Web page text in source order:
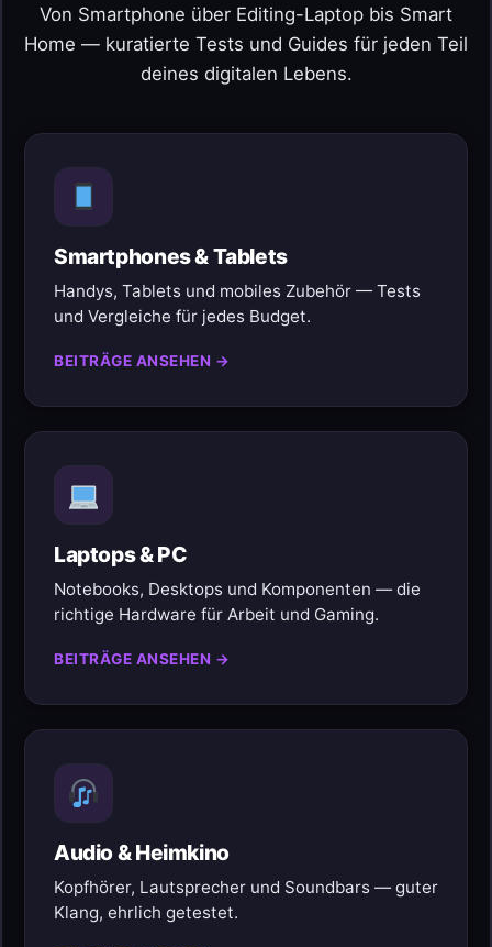
Von Smartphone über Editing-Laptop bis Smart
Home — kuratierte Tests und Guides für jeden Teil
deines digitalen Lebens.
Smartphones & Tablets
Handys, Tablets und mobiles Zubehör — Tests
und Vergleiche für jedes Budget.
BEITRÄGE ANSEHEN →
Laptops & PC
Notebooks, Desktops und Komponenten — die
richtige Hardware für Arbeit und Gaming.
BEITRÄGE ANSEHEN →
Audio & Heimkino
Kopfhörer, Lautsprecher und Soundbars — guter
Klang, ehrlich getestet.